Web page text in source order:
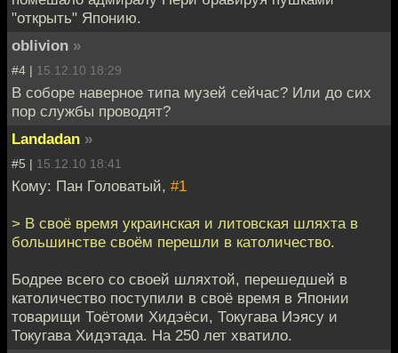
"открыть" Японию.
oblivion »
#4 | 15.12.10 18:29
В соборе наверное типа музей сейчас? Или до сих
пор службы проводят?
Landadan »
#5 | 15.12.10 18:41
Кому: Пан Головатый, #1
> В своё время украинская и литовская шляхта в
большинстве своём перешли в католичество.
Бодрее всего со своей шляхтой, перешедшей в
католичество поступили в своё время в Японии
товарищи Тоётоми Хидэёси, Токугава Иэясу и
Токугава Хидэтада. На 250 лет хватило.